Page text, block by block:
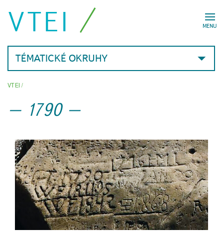
MENU
VTEI
TÉMATICKÉ OKRUHY
VTEI/
1790